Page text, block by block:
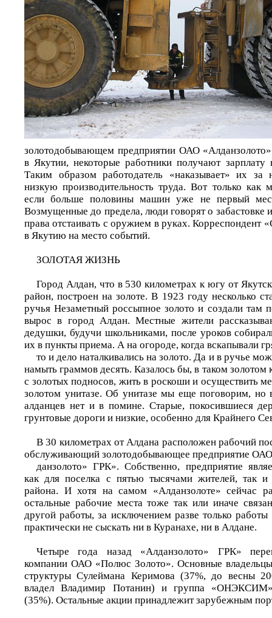
золотодобывающем предприятии ОАО
в Якутии, некоторые работники получают
Таким образом работодатель «наказывает» их за
низкую производительность труда. Вот только как
если больше половины машин уже не первый
Возмущенные до предела, люди говорят о забастовке
права отстаивать с оружием в руках. Корреспондент
в Якутию на место событий.
ЗОЛОТАЯ ЖИЗНЬ
Город Алдан, что в 530 километрах к югу от
район, построен на золоте. В 1923 году несколько
ручья Незаметный россыпное золото и создали там
вырос в город Алдан. Местные жители
дедушки, будучи школьниками, после уроков
их в пункты приема. А на огороде, когда вскапывали
то и дело наталкивались на золото. Да и в ручье
намыть граммов десять. Казалось бы, в таком
с золотых подносов, жить в роскоши и осуществить
золотом унитазе. Об унитазе мы еще поговорим, но
алданцев нет и в помине. Старые, покосившиеся
грунтовые дороги и низкие, особенно для Крайнего
В 30 километрах от Алдана расположен рабочий
обслуживающий золотодобывающее предприятие
данзолото» ГРК». Собственно, предприятие
как для поселка с пятью тысячами жителей, так и
района. И хотя на самом «Алданзолоте» сейчас
остальные рабочие места тоже так или иначе
другой работы, за исключением разве только
практически не сыскать ни в Куранахе, ни в Алдане.
Четыре года назад «Алданзолото» ГРК»
компании ОАО «Полюс Золото». Основные
структуры Сулеймана Керимова (37%, до весны
владел Владимир Потанин) и группа
(35%). Остальные акции принадлежит зарубежным